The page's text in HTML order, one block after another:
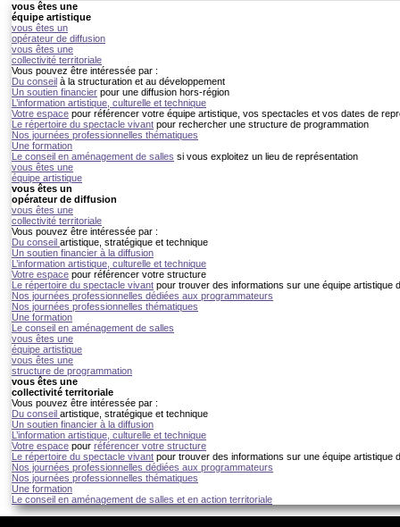
vous êtes une
équipe artistique
vous êtes un
opérateur de diffusion
vous êtes une
collectivité territoriale
Vous pouvez être intéressée par :
Du conseil à la structuration et au développement
Un soutien financier pour une diffusion hors-région
L’information artistique, culturelle et technique
Votre espace pour référencer votre équipe artistique, vos spectacles et vos dates de
Le répertoire du spectacle vivant pour rechercher une structure de programmation
Nos journées professionnelles thématiques
Une formation
Le conseil en aménagement de salles si vous exploitez un lieu de représentation
vous êtes une
équipe artistique
vous êtes un
opérateur de diffusion
vous êtes une
collectivité territoriale
Vous pouvez être intéressée par :
Du conseil artistique, stratégique et technique
Un soutien financier à la diffusion
L’information artistique, culturelle et technique
Votre espace pour référencer votre structure
Le répertoire du spectacle vivant pour trouver des informations sur une équipe artistique
Nos journées professionnelles dédiées aux programmateurs
Nos journées professionnelles thématiques
Une formation
Le conseil en aménagement de salles
vous êtes une
équipe artistique
vous êtes une
structure de programmation
vous êtes une
collectivité territoriale
Vous pouvez être intéressée par :
Du conseil artistique, stratégique et technique
Un soutien financier à la diffusion
L’information artistique, culturelle et technique
Votre espace pour référencer votre structure
Le répertoire du spectacle vivant pour trouver des informations sur une équipe artistique
Nos journées professionnelles dédiées aux programmateurs
Nos journées professionnelles thématiques
Une formation
Le conseil en aménagement de salles et en action territoriale